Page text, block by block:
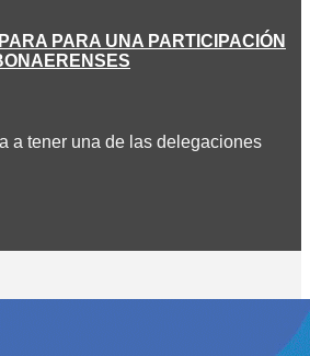
PARA UNA PARTICIPACIÓN
a tener una de las delegaciones